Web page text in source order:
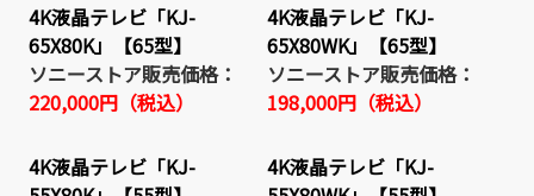
4K液晶テレビ「KJ-
65X80K」【65型】
ソニーストア販売価格：
220,000円（税込）
4K液晶テレビ「KJ-
4K液晶テレビ「KJ-
65X80WK」【65型】
ソニーストア販売価格：
198,000円（税込）
4K液晶テレビ「KJ-